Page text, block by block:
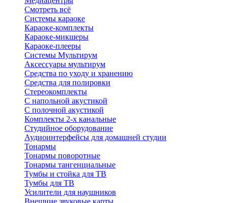
Смотреть всё
Системы караоке
Караоке-комплекты
Караоке-микшеры
Караоке-плееры
Системы Мультирум
Аксессуары мультирум
Средства по уходу и хранению
Средства для полировки
Стереокомплекты
C напольной акустикой
C полочной акустикой
Комплекты 2-х канальные
Студийное оборудование
Аудиоинтерфейсы для домашней студии
Тонармы
Тонармы поворотные
Тонармы тангенциальные
Тумбы и стойка для ТВ
Тумбы для ТВ
Усилители для наушников
Внешние звуковые карты